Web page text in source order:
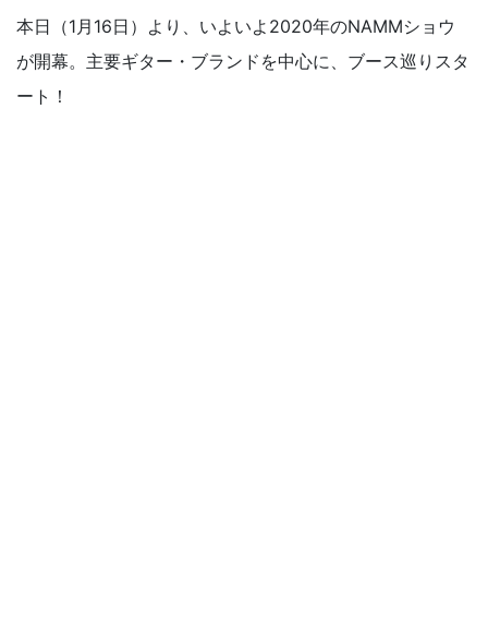
本日（1月16日）より、いよいよ2020年のNAMMショウ
が開幕。主要ギター・ブランドを中心に、ブース巡りスタ
ート！